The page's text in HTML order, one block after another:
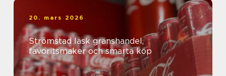
20. mars 2026
Strömstad läsk gränshandel,
favoritsmaker och smarta köp